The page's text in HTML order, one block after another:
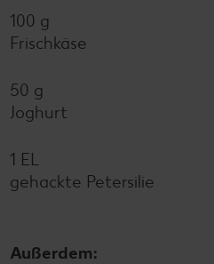
100 g
Frischkäse
50 g
Joghurt
1 EL
gehackte Petersilie
Außerdem: